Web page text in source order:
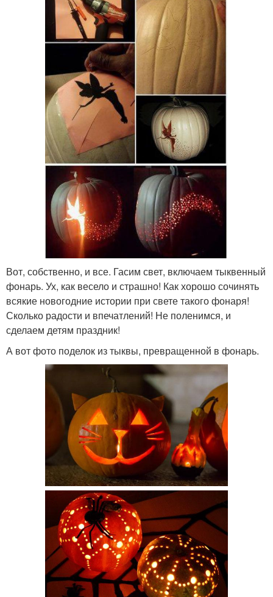
Вот, собственно, и все. Гасим свет, включаем тыквенный
фонарь. Ух, как весело и страшно! Как хорошо сочинять
всякие новогодние истории при свете такого фонаря!
Сколько радости и впечатлений! Не поленимся, и
сделаем детям праздник!
А вот фото поделок из тыквы, превращенной в фонарь.